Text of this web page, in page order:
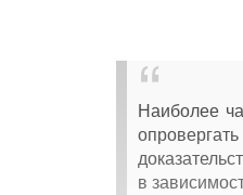
Наиболее
в